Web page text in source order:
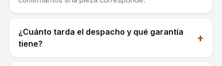
¿Cuánto tarda el despacho y qué garantía
tiene?
+